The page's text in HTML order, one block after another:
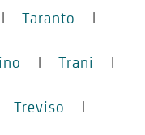
| Taranto |
| Trani |
Treviso |